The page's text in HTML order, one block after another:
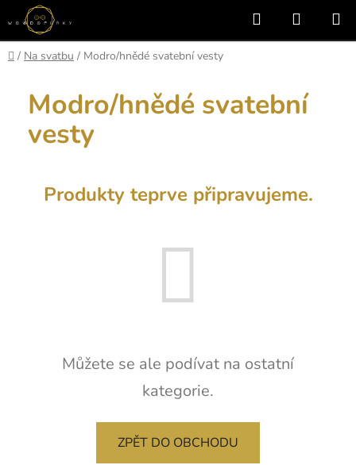
Přejít
na
obsah
Hledat
KOŠÍK
Domů
/ Na svatbu / Modro/hnědé svatební vesty
Modro/hnědé svatební
vesty
Produkty teprve připravujeme.
Můžete se ale podívat na ostatní
kategorie.
ZPĚT DO OBCHODU